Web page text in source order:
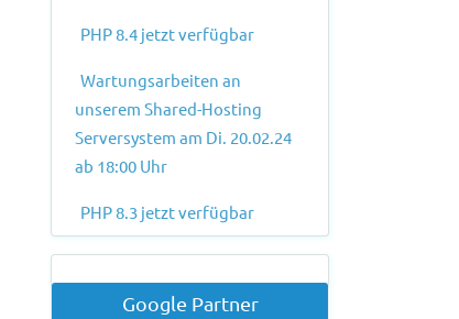
PHP 8.4 jetzt verfügbar
Wartungsarbeiten an
unserem Shared-Hosting
Serversystem am Di. 20.02.24
ab 18:00 Uhr
PHP 8.3 jetzt verfügbar
Google Partner